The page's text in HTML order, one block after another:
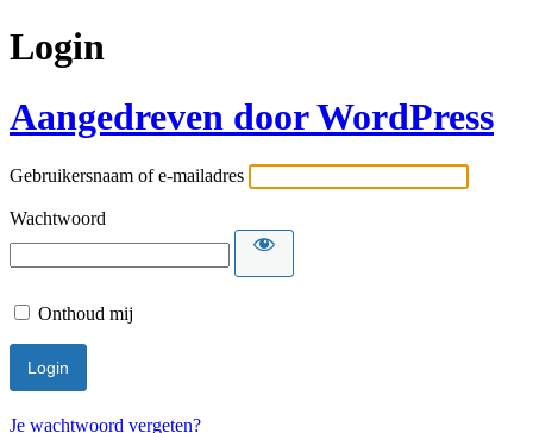
Login
Aangedreven door WordPress
Gebruikersnaam of e-mailadres
Wachtwoord
Onthoud mij
Je wachtwoord vergeten?